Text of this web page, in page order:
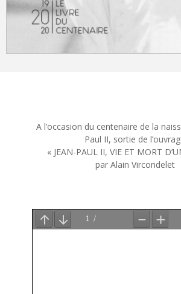
A l’occasion du centenaire de la
Paul II, sortie de
« JEAN-PAUL II, VIE ET MORT
par Alain Vircondelet